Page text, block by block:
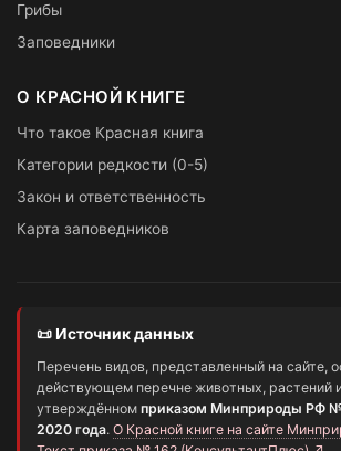
Грибы
Заповедники
О КРАСНОЙ КНИГЕ
Что такое Красная книга
Категории редкости (0-5)
Закон и ответственность
Карта заповедников
📜 Источник данных
Перечень видов, представленный на сайте,
действующем перечне животных, растений
утверждённом приказом Минприроды РФ №
2020 года. О Красной книге на сайте